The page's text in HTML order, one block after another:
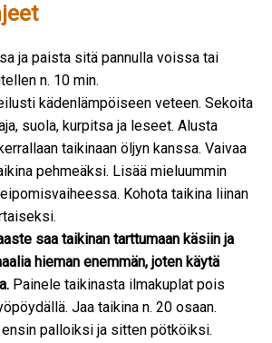
ja paista sitä pannulla voissa tai
n. 10 min.
kädenlämpöiseen veteen. Sekoita
suola, kurpitsa ja leseet. Alusta
taikinaan öljyn kanssa. Vaivaa
pehmeäksi. Lisää mieluummin
Kohota taikina liinan
saa taikinan tarttumaan käsiin ja
hieman enemmän, joten käytä
Painele taikinasta ilmakuplat pois
Jaa taikina n. 20 osaan.
palloiksi ja sitten pötköiksi.